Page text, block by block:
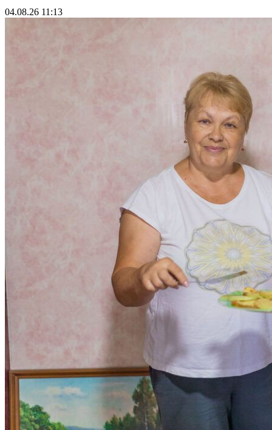
04.08.26 11:13